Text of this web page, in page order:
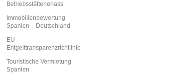
Betriebsstättenerlass
Immobilienbewertung
Spanien – Deutschland
EU-
Entgelttransparenzrichtlinie
Touristische Vermietung
Spanien